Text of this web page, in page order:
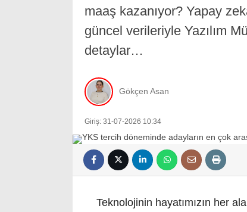
maaş kazanıyor? Yapay
güncel verileriyle Yazılım
detaylar…
Gökçen Asan
Giriş: 31-07-2026 10:34
Teknolojinin hayatımızın her